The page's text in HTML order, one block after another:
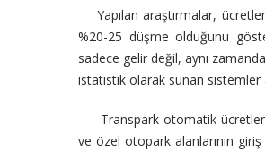
Yapılan araştırmalar,
%20-25 düşme olduğunu
sadece gelir değil, aynı
istatistik olarak sunan sistemler
Transpark otomatik
ve özel otopark alanlarının